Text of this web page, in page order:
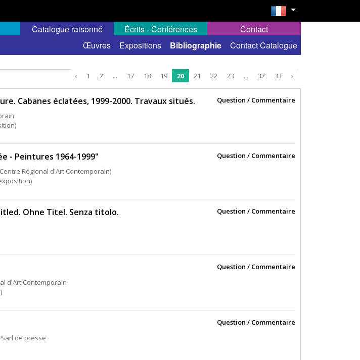
Catalogue raisonné
Œuvres Expositions Bibliographie Contact Catalogue
Écrits - Conférences Contact
‹ 1 2 ... 17 18 19 20 21 22 23 ... 32 33 ›
Cabanes éclatées, 1999-2000. Travaux situés.
Question / Commentaire
- Peintures 1964-1999"
Question / Commentaire
Régional d'Art Contemporain)
Ohne Titel. Senza titolo.
Question / Commentaire
Question / Commentaire
d'Art Contemporain
Question / Commentaire
de presse